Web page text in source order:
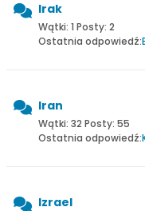
Irak
Wątki: 1 Posty: 2
Ostatnia odpowiedź:
Iran
Wątki: 32 Posty: 55
Ostatnia odpowiedź:
Izrael